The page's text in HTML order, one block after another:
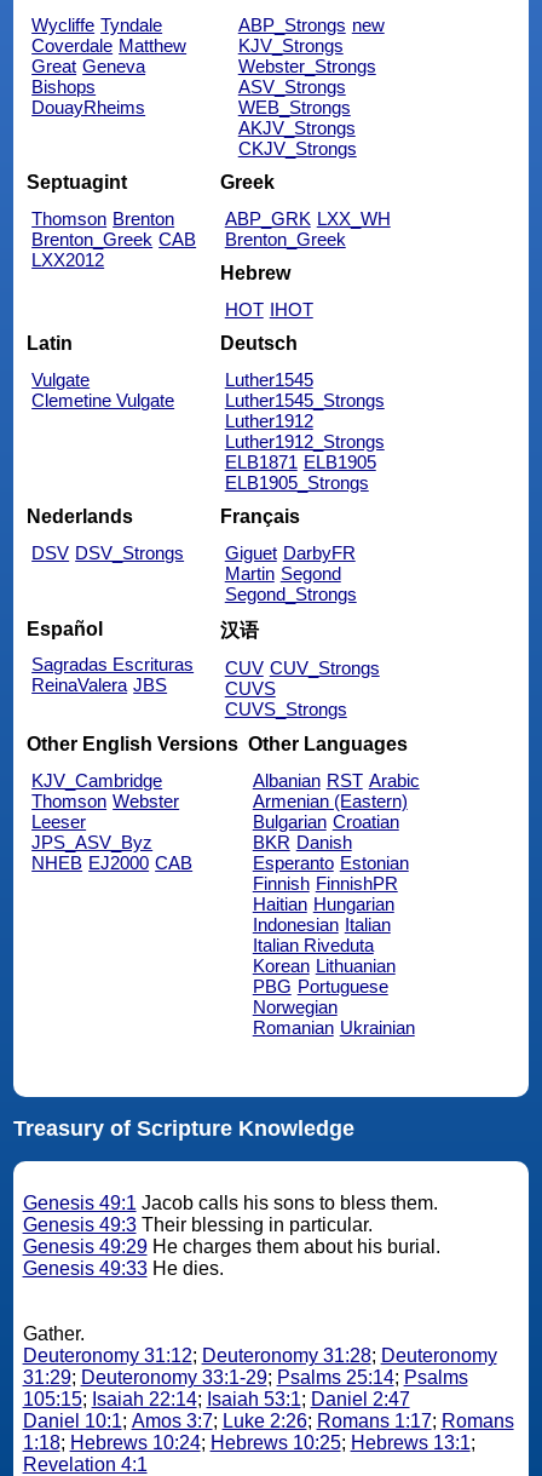
Wycliffe Tyndale
Coverdale Matthew
Great Geneva
Bishops
DouayRheims
ABP_Strongs new
KJV_Strongs
Webster_Strongs
ASV_Strongs
WEB_Strongs
AKJV_Strongs
CKJV_Strongs
Septuagint
Thomson Brenton
Brenton_Greek CAB
LXX2012
Greek
ABP_GRK LXX_WH
Brenton_Greek
Hebrew
HOT IHOT
Latin
Vulgate
Clemetine Vulgate
Deutsch
Luther1545
Luther1545_Strongs
Luther1912
Luther1912_Strongs
ELB1871 ELB1905
ELB1905_Strongs
Nederlands
DSV DSV_Strongs
Français
Giguet DarbyFR
Martin Segond
Segond_Strongs
Español
Sagradas Escrituras
ReinaValera JBS
汉语
CUV CUV_Strongs
CUVS
CUVS_Strongs
Other English Versions
KJV_Cambridge
Thomson Webster
Leeser
JPS_ASV_Byz
NHEB EJ2000 CAB
Other Languages
Albanian RST Arabic
Armenian (Eastern)
Bulgarian Croatian
BKR Danish
Esperanto Estonian
Finnish FinnishPR
Haitian Hungarian
Indonesian Italian
Italian Riveduta
Korean Lithuanian
PBG Portuguese
Norwegian
Romanian Ukrainian
Treasury of Scripture Knowledge
Genesis 49:1 Jacob calls his sons to bless them.
Genesis 49:3Their blessing in particular.
Genesis 49:29He charges them about his burial.
Genesis 49:33He dies.
Gather.
Deuteronomy 31:12; Deuteronomy 31:28; Deuteronomy
31:29; Deuteronomy 33:1-29; Psalms 25:14; Psalms
105:15; Isaiah 22:14; Isaiah 53:1; Daniel 2:47
Daniel 10:1; Amos 3:7; Luke 2:26; Romans 1:17; Romans
1:18; Hebrews 10:24; Hebrews 10:25; Hebrews 13:1;
Revelation 4:1